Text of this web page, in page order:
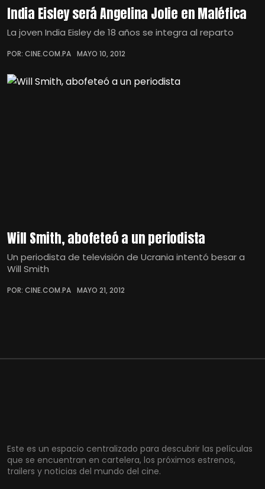
India Eisley será Angelina Jolie en Maléfica
La joven India Eisley de 18 años se integra al reparto
POR: CINE.COM.PA MAYO 10, 2012
Will Smith, abofeteó a un periodista
Un periodista de televisión de Ucrania intentó besar a
Will Smith
POR: CINE.COM.PA MAYO 21, 2012
Este es un espacio centralizado para descubrir las películas
que se encuentran en cartelera, los próximos estrenos,
trailers y noticias del mundo del cine.